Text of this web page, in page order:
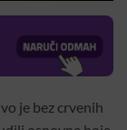
je bez crvenih